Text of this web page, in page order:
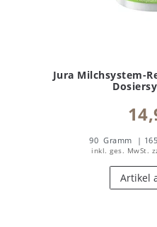
Jura Milchsystem-
90 Gramm |
inkl. ges. MwSt.
Artikel